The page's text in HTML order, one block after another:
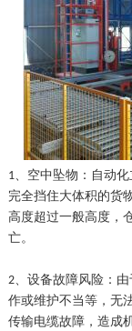
1、空中坠物：自动
完全挡住大体积的货
高度超过一般高度，
亡。
2、 设备故障风险：
作或维护不当等，无
传输电缆故障，造成